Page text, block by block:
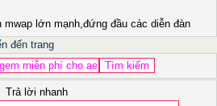
lớn mạnh,đứng đầu các diễn đàn
đến trang
Trả lời nhanh